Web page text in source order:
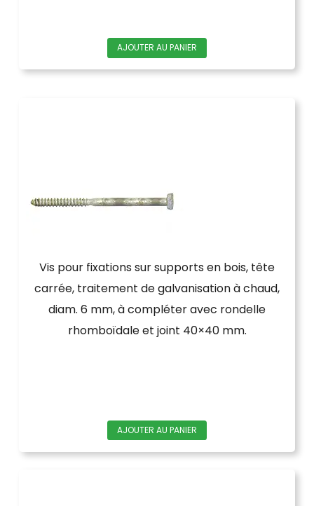
AJOUTER AU PANIER
Vis pour fixations sur supports en bois, tête
carrée, traitement de galvanisation à chaud,
diam. 6 mm, à compléter avec rondelle
rhomboïdale et joint 40×40 mm.
AJOUTER AU PANIER